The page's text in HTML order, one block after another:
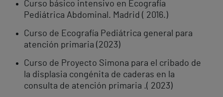
Curso básico intensivo en Ecografía
Pediátrica Abdominal. Madrid ( 2016.)
Curso de Ecografía Pediátrica general para
atención primaria (2023)
Curso de Proyecto Simona para el cribado de
la displasia congénita de caderas en la
consulta de atención primaria .( 2023)